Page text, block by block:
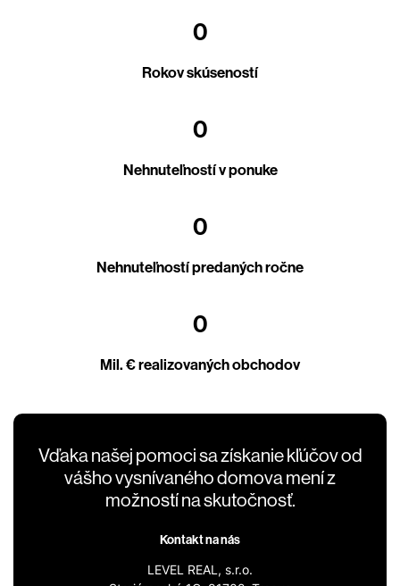
0
Rokov skúseností
0
Nehnuteľností v ponuke
0
Nehnuteľností predaných ročne
0
Mil. € realizovaných obchodov
Vďaka našej pomoci sa získanie kľúčov od
vášho vysnívaného domova mení z
možností na skutočnosť.
Kontakt na nás
LEVEL REAL, s.r.o.